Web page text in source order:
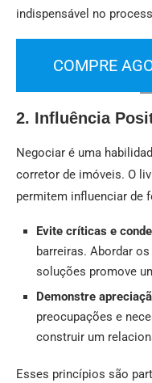
indispensável no
COMPRE
2. Influência
Negociar é uma
corretor de imóveis. O
permitem influenciar de
Evite críticas e
barreiras. Abordar
soluções promove
Demonstre
preocupações e
construir um
Esses princípios são